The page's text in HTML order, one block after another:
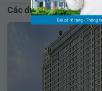
Các dự án lân cận